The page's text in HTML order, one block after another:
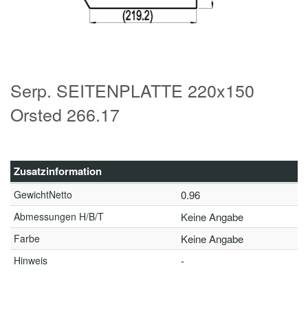
Serp. SEITENPLATTE 220x150
Orsted 266.17
Zusatzinformation
GewichtNetto 0.96
Abmessungen H/B/T Keine Angabe
Farbe Keine Angabe
Hinweis -